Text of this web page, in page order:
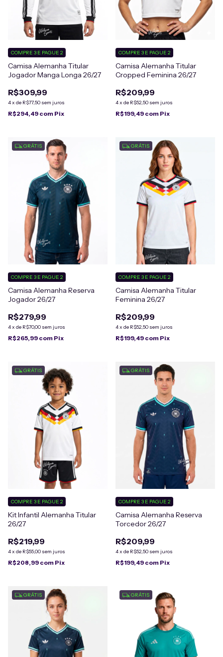
Camisa Alemanha Titular
Jogador Manga Longa 26/27
R$309,99
4x de R$77,50 sem juros
COMPRE 3 E PAGUE 2
R$294,49 com Pix
Camisa Alemanha Titular
Cropped Feminina 26/27
R$209,99
4x de R$52,50 sem juros
COMPRE 3 E PAGUE 2
R$199,49 com Pix
GRÁTIS
Camisa Alemanha Reserva
Jogador 26/27
R$279,99
4x de R$70,00 sem juros
COMPRE 3 E PAGUE 2
R$265,99 com Pix
GRÁTIS
Camisa Alemanha Titular
Feminina 26/27
R$209,99
4x de R$52,50 sem juros
COMPRE 3 E PAGUE 2
R$199,49 com Pix
GRÁTIS
Kit Infantil Alemanha Titular
26/27
R$219,99
4x de R$55,00 sem juros
COMPRE 3 E PAGUE 2
R$208,99 com Pix
GRÁTIS
Camisa Alemanha Reserva
Torcedor 26/27
R$209,99
4x de R$52,50 sem juros
COMPRE 3 E PAGUE 2
R$199,49 com Pix
GRÁTIS GRÁTIS